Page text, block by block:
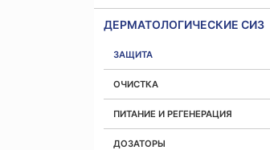
ДЕРМАТОЛОГИЧЕСКИЕ СИЗ
ЗАЩИТА
ОЧИСТКА
ПИТАНИЕ И РЕГЕНЕРАЦИЯ
ДОЗАТОРЫ